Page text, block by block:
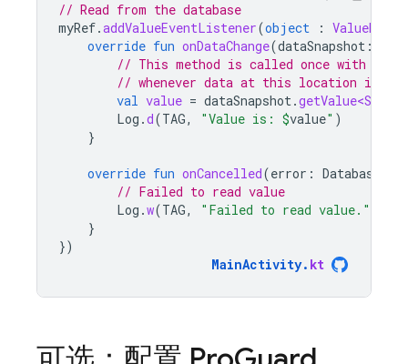
// Read from the database
myRef.addValueEventListener(object :
override fun onDataChange(dataSnapshot :
// This method is called once with the
// whenever data at this location is
val value = dataSnapshot.
Log .d(TAG, "Value is: $value" )
}
override fun onCancelled(error :
// Failed to read value
Log .w(TAG, "Failed to read value."
}
})
MainActivity. kt